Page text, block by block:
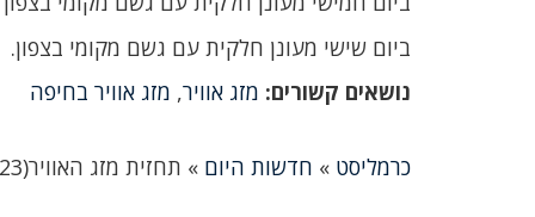
ביום שישי מעונן חלקית עם גשם מקומי בצפון.
נושאים קשורים: מזג אוויר, מזג אוויר בחיפה
כרמליסט » חדשות היום » תחזית מזג האוויר(17/10/2023)-מעונן חלקית עם גשם מקומי בעיקר במרכז ובצפון הנגב